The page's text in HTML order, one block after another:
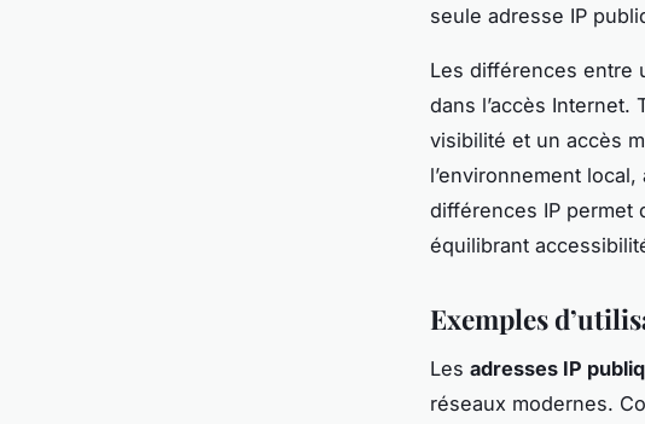
seule adresse IP
Les différences entre
dans l’accès Internet.
visibilité et un accès
l’environnement
différences IP permet
équilibrant
Exemples
Les adresses IP
réseaux modernes.